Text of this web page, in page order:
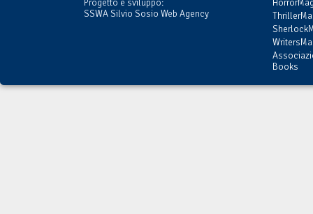
SSWA Silvio Sosio Web Agency
Books